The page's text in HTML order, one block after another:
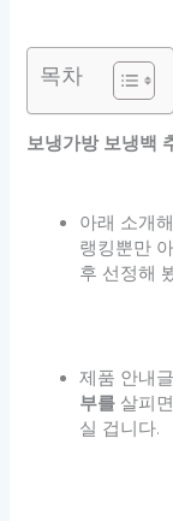
목차
보냉가방 보냉백
아래 소개
랭킹뿐만
후 선정해
제품 안내
부를 살피
실 겁니다.